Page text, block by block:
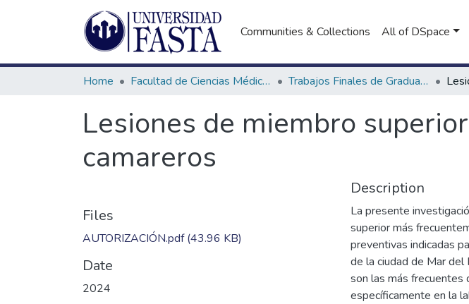
Communities & Collections All of DSpace
Home Facultad de Ciencias Médicas Trabajos Finales de Graduación de Licenciatura en Kinesiología
Lesiones de miembro
camareros
Files
AUTORIZACIÓN.pdf(43.96 KB)
Date
2024
Description
La presente
superior más
preventivas indicadas
de la ciudad de Mar
son las más frecuentes
específicamente en la